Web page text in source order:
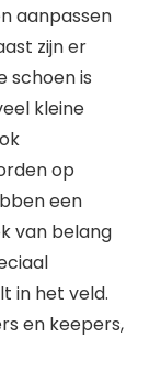
aanpassen
zijn er
schoen is
kleine
op
een
van belang
in het veld.
en keepers,